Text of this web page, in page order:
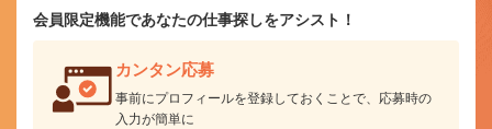
会員限定機能であなたの仕事探しをアシスト！
カンタン応募
事前にプロフィールを登録しておくことで、応募時の
入力が簡単に